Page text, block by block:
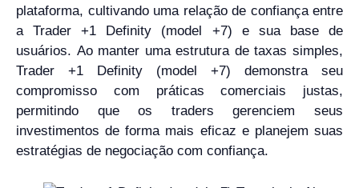
plataforma, cultivando uma relação de confiança entre
a Trader +1 Definity (model +7) e sua base de
usuários. Ao manter uma estrutura de taxas simples,
Trader +1 Definity (model +7) demonstra seu
compromisso com práticas comerciais justas,
permitindo que os traders gerenciem seus
investimentos de forma mais eficaz e planejem suas
estratégias de negociação com confiança.